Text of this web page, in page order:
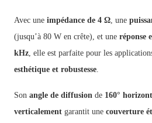
Avec une impédance de 4 Ω, une
(jusqu’à 80 W en crête), et une réponse
kHz, elle est parfaite pour les
esthétique et robustesse.
Son angle de diffusion de 160°
verticalement garantit une couverture